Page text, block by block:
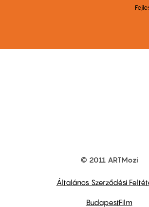
© 2011 ARTMozi
Általános Szerződési
BudapestFilm